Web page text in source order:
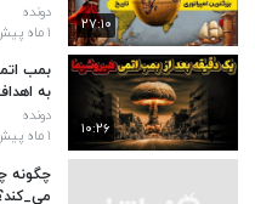
۲۷:۱۰
دونده
۱ ماه پیش
۱۰:۲۶
بمب
به
دونده
۱ ماه پیش
چگونه